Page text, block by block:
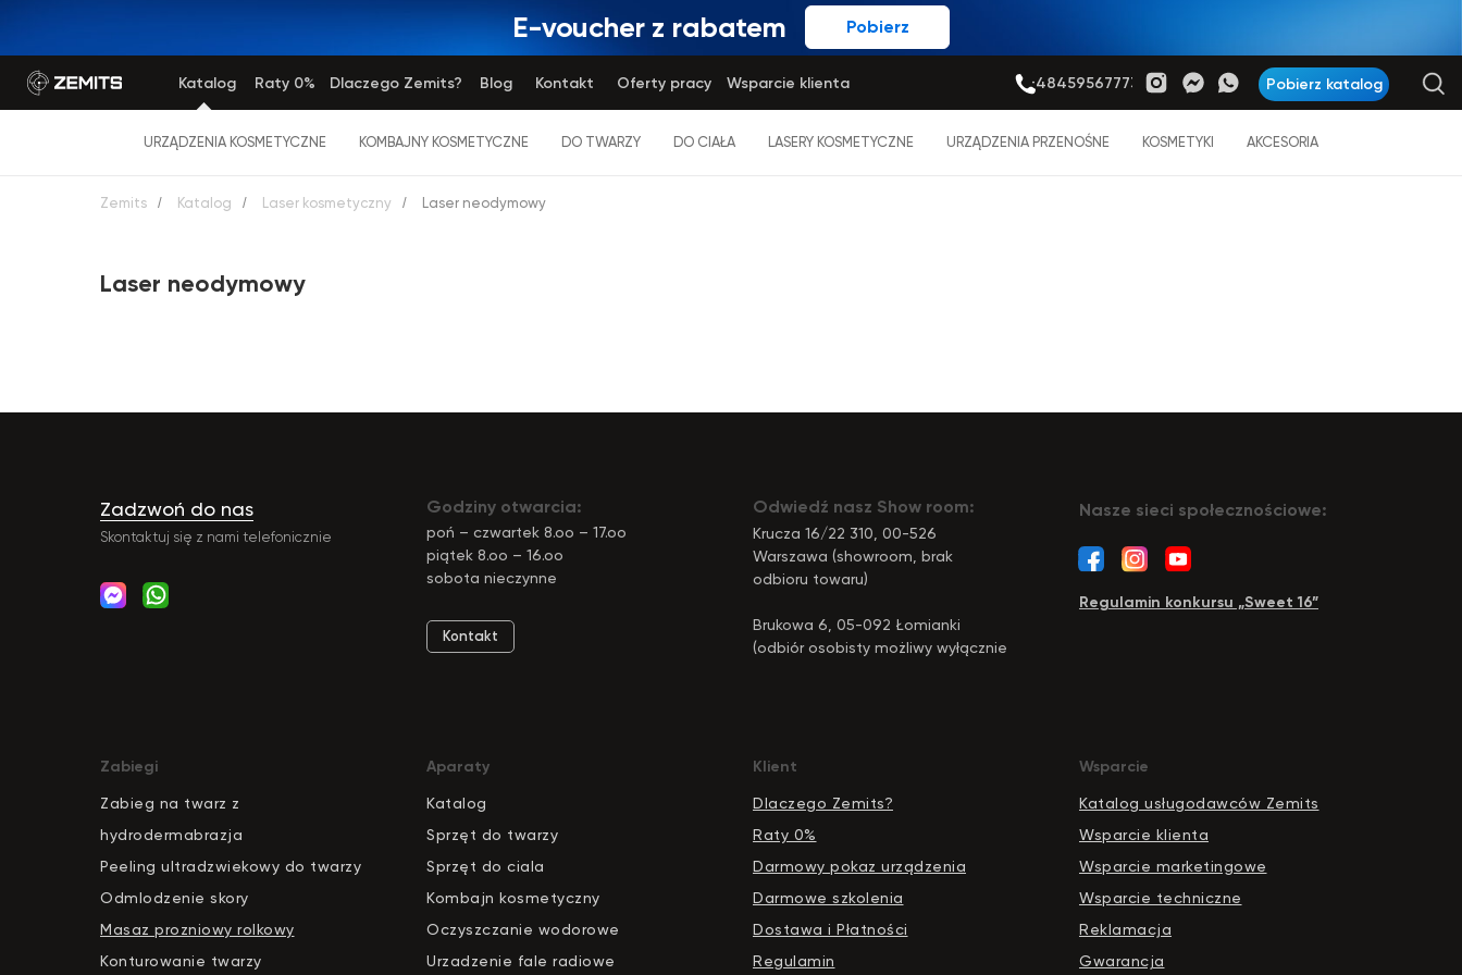
Pobierz
E-voucher z rabatem
Pobierz katalog
Katalog +48459567773
Blog
Raty 0% Dlaczego Zemits? Kontakt Oferty pracy Wsparcie klienta
URZĄDZENIA KOSMETYCZNE KOMBAJNY KOSMETYCZNE DO TWARZY DO CIAŁA LASERY KOSMETYCZNE URZĄDZENIA PRZENOŚNE KOSMETYKI AKCESORIA
Zemits / Katalog / Laser kosmetyczny / Laser neodymowy
Laser neodymowy
Skontaktuj się z nami telefonicznie
Zadzwoń do nas Godziny otwarcia:
poń – czwartek 8.oo – 17.oo
piątek 8.oo – 16.oo
sobota nieczynne
Regulamin konkursu „Sweet 16”
Odwiedź nasz Show room:
Krucza 16/22 310, 00-526
Warszawa (showroom, brak
odbioru towaru)
Brukowa 6, 05-092 Łomianki
(odbiór osobisty możliwy wyłącznie
Kontakt
Nasze sieci społecznościowe:
Zabiegi
Zabieg na twarz z
hydrodermabrazja
Peeling ultradzwiekowy do twarzy
Odmlodzenie skory
Masaz prozniowy rolkowy
Konturowanie twarzy
Aparaty
Katalog
Sprzęt do twarzy
Sprzęt do ciala
Kombajn kosmetyczny
Oczyszczanie wodorowe
Urzadzenie fale radiowe
Klient
Dlaczego Zemits?
Raty 0%
Darmowy pokaz urządzenia
Darmowe szkolenia
Dostawa i Płatności
Regulamin
Wsparcie
Katalog usługodawców Zemits
Wsparcie klienta
Wsparcie marketingowe
Wsparcie techniczne
Reklamacja
Gwarancja